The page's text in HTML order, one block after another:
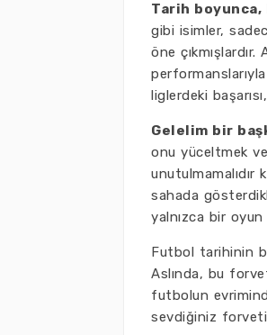
Tarih
gibi isimler,
öne
liglerdeki
Gelelim bir
onu yüceltmek
unutulmamalıdır
sahada
yalnızca bir
Futbol tarihinin
Aslında, bu
futbolun
sevdiğiniz forveti